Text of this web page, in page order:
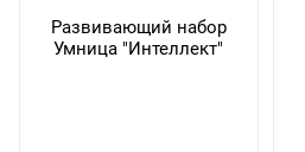
Развивающий набор
Умница "Интеллект"